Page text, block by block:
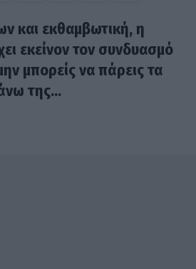
και εκθαμβωτική, η
εκείνον τον συνδυασμό
μπορείς να πάρεις τα
της...